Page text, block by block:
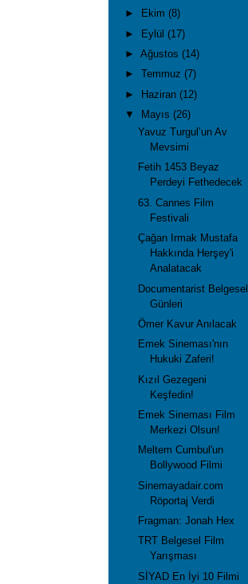
►
Ekim(8)
► Eylül(17)
►Ağustos(14)
►Temmuz(7)
► Haziran(12)
▼
Mayıs(26)
Yavuz Turgul’un Av
Mevsimi
Fetih 1453 Beyaz
Perdeyi Fethedecek
63. Cannes Film
Festivali
Çağan Irmak Mustafa
Hakkında Herşey'i
Analatacak
Documentarist Belgesel
Günleri
Ömer Kavur Anılacak
Emek Sineması'nın
Hukuki Zaferi!
Kızıl Gezegeni
Keşfedin!
Emek Sineması Film
Merkezi Olsun!
Meltem Cumbul'un
Bollywood Filmi
Sinemayadair.com
Röportaj Verdi
Fragman: Jonah Hex
TRT Belgesel Film
Yarışması
SİYAD En İyi 10 Filmi